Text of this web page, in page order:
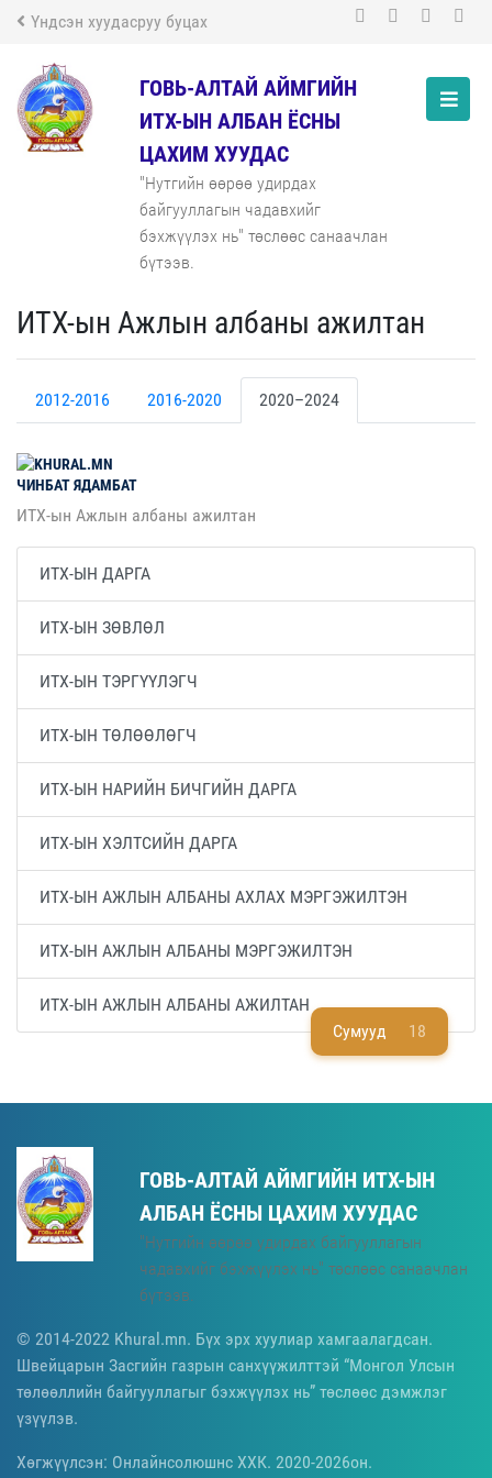
Үндсэн хуудасруу буцах
ГОВЬ-АЛТАЙ АЙМГИЙН
ИТХ-ЫН АЛБАН ЁСНЫ
ЦАХИМ ХУУДАС
"Нутгийн өөрөө удирдах
байгууллагын чадавхийг
бэхжүүлэх нь" төслөөс санаачлан
бүтээв.
Сумууд 18
ИТХ-ын Ажлын албаны ажилтан
2012-2016 2016-2020 2020–2024
ЧИНБАТЯДАМБАТ
ИТХ-ын Ажлын албаны ажилтан
ИТХ-ЫН ДАРГА
ИТХ-ЫН ЗӨВЛӨЛ
ИТХ-ЫН ТЭРГҮҮЛЭГЧ
ИТХ-ЫН ТӨЛӨӨЛӨГЧ
ИТХ-ЫН НАРИЙН БИЧГИЙН ДАРГА
ИТХ-ЫН ХЭЛТСИЙН ДАРГА
ИТХ-ЫН АЖЛЫН АЛБАНЫ АХЛАХ МЭРГЭЖИЛТЭН
ИТХ-ЫН АЖЛЫН АЛБАНЫ МЭРГЭЖИЛТЭН
ИТХ-ЫН АЖЛЫН АЛБАНЫ АЖИЛТАН
ГОВЬ-АЛТАЙ АЙМГИЙН ИТХ-ЫН
АЛБАН ЁСНЫ ЦАХИМ ХУУДАС
"Нутгийн өөрөө удирдах байгууллагын
чадавхийг бэхжүүлэх нь" төслөөс санаачлан
бүтээв.
© 2014-2022 Khural.mn. Бүх эрх хуулиар хамгаалагдсан.
Швейцарын Засгийн газрын санхүүжилттэй “Монгол Улсын
төлөөллийн байгууллагыг бэхжүүлэх нь” төслөөс дэмжлэг
үзүүлэв.
Хөгжүүлсэн: Онлайнсолюшнс ХХК. 2020-2026он.